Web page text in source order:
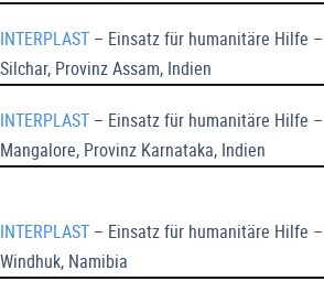
INTERPLAST – Einsatz für humanitäre Hilfe
Silchar, Provinz Assam, Indien
INTERPLAST – Einsatz für humanitäre Hilfe
Mangalore, Provinz Karnataka, Indien
INTERPLAST – Einsatz für humanitäre Hilfe
Windhuk, Namibia